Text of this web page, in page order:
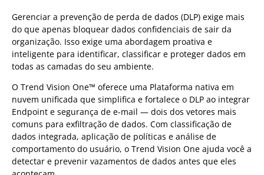
Gerenciar a prevenção de perda de dados (DLP) exige mais
do que apenas bloquear dados confidenciais de sair da
organização. Isso exige uma abordagem proativa e
inteligente para identificar, classificar e proteger dados em
todas as camadas do seu ambiente.
O Trend Vision One™ oferece uma Plataforma nativa em
nuvem unificada que simplifica e fortalece o DLP ao integrar
Endpoint e segurança de e-mail — dois dos vetores mais
comuns para exfiltração de dados. Com classificação de
dados integrada, aplicação de políticas e análise de
comportamento do usuário, o Trend Vision One ajuda você a
detectar e prevenir vazamentos de dados antes que eles